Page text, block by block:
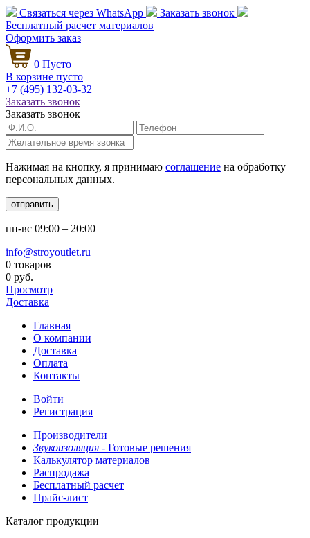
Связаться через WhatsApp
Заказать звонок
Бесплатный расчет материалов
Оформить заказ
0 Пусто
В корзине пусто
+7 (495) 132-03-32
Заказать звонок
Заказать звонок
Нажимая на кнопку, я принимаю соглашение на обработку
персональных данных.
отправить
пн-вс 09:00 – 20:00
info@stroyoutlet.ru
0 товаров
0 руб.
Просмотр
Доставка
Главная
О компании
Доставка
Оплата
Контакты
Войти
Регистрация
Производители
Звукоизоляция - Готовые решения
Калькулятор материалов
Распродажа
Бесплатный расчет
Прайс-лист
Каталог продукции